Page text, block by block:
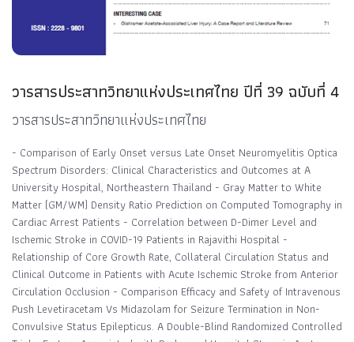
วารสารประสาทวิทยาแห่งประเทศไทย ปีที่ 39 ฉบับที่ 4
วารสารประสาทวิทยาแห่งประเทศไทย
- Comparison of Early Onset versus Late Onset Neuromyelitis Optica
Spectrum Disorders: Clinical Characteristics and Outcomes at A
University Hospital, Northeastern Thailand - Gray Matter to White
Matter (GM/WM) Density Ratio Prediction on Computed Tomography in
Cardiac Arrest Patients - Correlation between D-Dimer Level and
Ischemic Stroke in COVID-19 Patients in Rajavithi Hospital -
Relationship of Core Growth Rate, Collateral Circulation Status and
Clinical Outcome in Patients with Acute Ischemic Stroke from Anterior
Circulation Occlusion - Comparison Efficacy and Safety of Intravenous
Push Levetiracetam Vs Midazolam for Seizure Termination in Non-
Convulsive Status Epilepticus. A Double-Blind Randomized Controlled